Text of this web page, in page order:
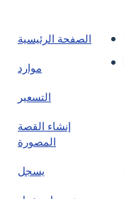
الصفحة الرئيسية
موارد
التسعير
إنشاء القصة
المصورة
يسجل